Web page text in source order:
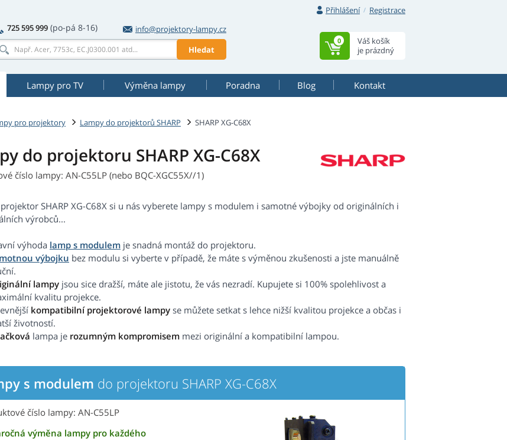
Přihlášení
Registrace
725 595 999 (po-pá 8-16)
info@projektory-lampy.cz
Hledat
Váš košík
je prázdný
0
Lampy pro TV Výměna lampy Poradna Blog Kontakt
pro projektory Lampy do projektorů SHARP SHARP XG-C68X
do projektoru SHARP XG-C68X
číslo lampy: AN-C55LP (nebo BQC-XGC55X//1)
SHARP XG-C68X si u nás vyberete lampy s modulem i samotné výbojky od originálních i
výrobců...
výhoda lamp s modulem je snadná montáž do projektoru.
výbojku bez modulu si vyberte v případě, že máte s výměnou zkušenosti a jste manuálně
lampy jsou sice dražší, máte ale jistotu, že vás nezradí. Kupujete si 100% spolehlivost a
kvalitu projekce.
kompatibilní projektorové lampy se můžete setkat s lehce nižší kvalitou projekce a občas i
životností.
lampa je rozumným kompromisem mezi originální a kompatibilní lampou.
s modulem do projektoru SHARP XG-C68X
číslo lampy: AN-C55LP
výměna lampy pro každého